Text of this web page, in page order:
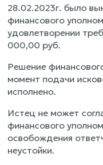
28.02.2023г. было
финансового
удовлетворении
000,00 руб.
Решение
момент подачи
исполнено.
Истец не может
финансового
освобождения
неустойки.